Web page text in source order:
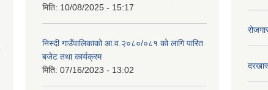
मिति: 10/08/2025 - 15:17
निस्दी गाउँपालिकाको आ.व.२०८०/०८१ को लागि पारित
बजेट तथा कार्यक्रम
मिति: 07/16/2023 - 13:02